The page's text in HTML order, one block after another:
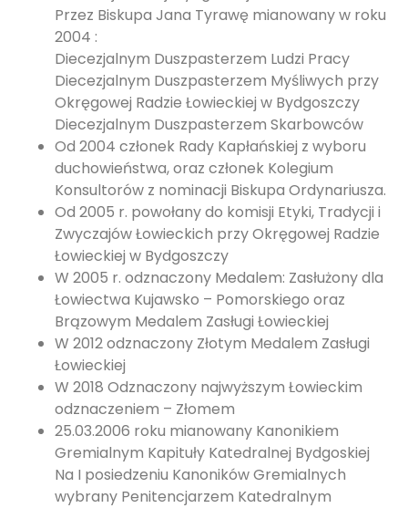
Przez Biskupa Jana Tyrawę mianowany w roku
2004 :
Diecezjalnym Duszpasterzem Ludzi Pracy
Diecezjalnym Duszpasterzem Myśliwych przy
Okręgowej Radzie Łowieckiej w Bydgoszczy
Diecezjalnym Duszpasterzem Skarbowców
Od 2004 członek Rady Kapłańskiej z wyboru
duchowieństwa, oraz członek Kolegium
Konsultorów z nominacji Biskupa Ordynariusza.
Od 2005 r. powołany do komisji Etyki, Tradycji i
Zwyczajów Łowieckich przy Okręgowej Radzie
Łowieckiej w Bydgoszczy
W 2005 r. odznaczony Medalem: Zasłużony dla
Łowiectwa Kujawsko – Pomorskiego oraz
Brązowym Medalem Zasługi Łowieckiej
W 2012 odznaczony Złotym Medalem Zasługi
Łowieckiej
W 2018 Odznaczony najwyższym Łowieckim
odznaczeniem – Złomem
25.03.2006 roku mianowany Kanonikiem
Gremialnym Kapituły Katedralnej Bydgoskiej
Na I posiedzeniu Kanoników Gremialnych
wybrany Penitencjarzem Katedralnym